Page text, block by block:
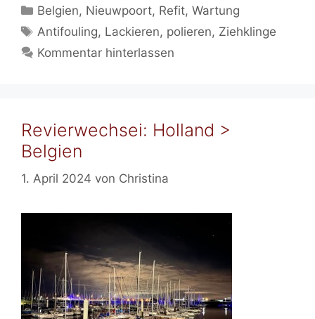
Kategorien
Belgien, Nieuwpoort, Refit,Wartung
Schlagwörter
Antifouling, Lackieren, polieren, Ziehklinge
Kommentar hinterlassen
Revierwechsei: Holland >
Belgien
1. April 2024 von Christina